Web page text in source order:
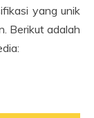
yang unik
Berikut adalah